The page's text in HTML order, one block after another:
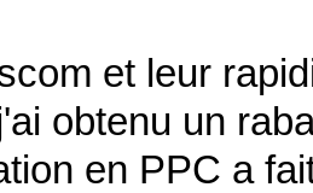
et leur
obtenu un
en PPC a